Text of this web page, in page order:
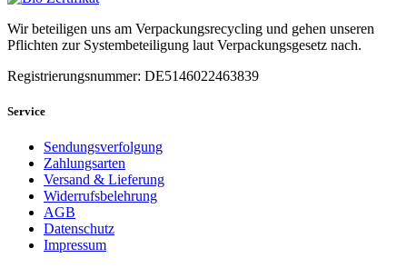
Wir beteiligen uns am Verpackungsrecycling und gehen unseren
Pflichten zur Systembeteiligung laut Verpackungsgesetz nach.
Registrierungsnummer: DE5146022463839
Service
Sendungsverfolgung
Zahlungsarten
Versand & Lieferung
Widerrufsbelehrung
AGB
Datenschutz
Impressum